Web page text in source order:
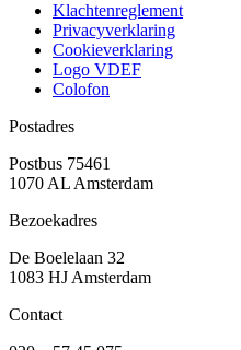
Klachtenreglement
Privacyverklaring
Cookieverklaring
Logo VDEF
Colofon
Postadres
Postbus 75461
1070 AL Amsterdam
Bezoekadres
De Boelelaan 32
1083 HJ Amsterdam
Contact